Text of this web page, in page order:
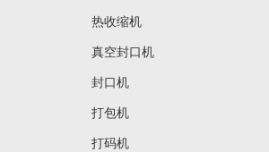
热收缩机
真空封口机
封口机
打包机
打码机